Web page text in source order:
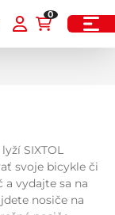
0
SIXTOL
svoje bicykle či
a vydajte sa na
nosiče na